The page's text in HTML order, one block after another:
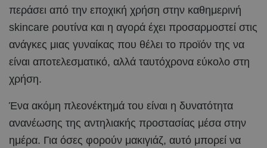
περάσει από την εποχική χρήση στην καθημερινή
skincare ρουτίνα και η αγορά έχει προσαρμοστεί στις
ανάγκες μιας γυναίκας που θέλει το προϊόν της να
είναι αποτελεσματικό, αλλά ταυτόχρονα εύκολο στη
χρήση.
Ένα ακόμη πλεονέκτημά του είναι η δυνατότητα
ανανέωσης της αντηλιακής προστασίας μέσα στην
ημέρα. Για όσες φορούν μακιγιάζ, αυτό μπορεί να